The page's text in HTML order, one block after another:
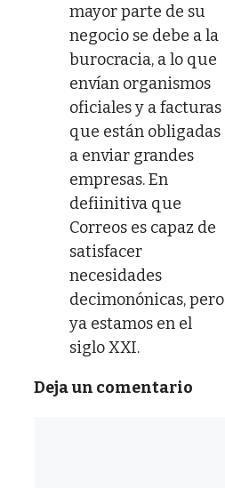
mayor parte de su
negocio se debe a la
burocracia, a lo que
envían organismos
oficiales y a facturas
que están obligadas
a enviar grandes
empresas. En
defiinitiva que
Correos es capaz de
satisfacer
necesidades
decimonónicas, pero
ya estamos en el
siglo XXI.
Deja un comentario